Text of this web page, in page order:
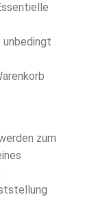
unbedingt
zum